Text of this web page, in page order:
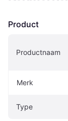
Product
Productnaam
Merk
Type